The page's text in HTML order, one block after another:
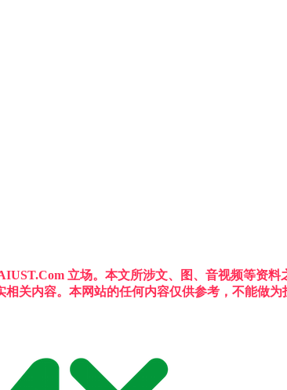
立场。本文所涉文、图、音视频等资
关内容。本网站的任何内容仅供参考，不能做为